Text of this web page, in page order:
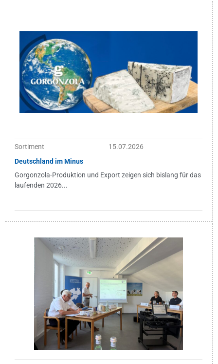
Sortiment
15.07.2026
Deutschland im Minus
Gorgonzola-Produktion und Export zeigen sich bislang für das
laufenden 2026...